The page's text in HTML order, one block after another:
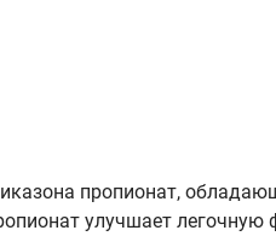
пропионат,
улучшает